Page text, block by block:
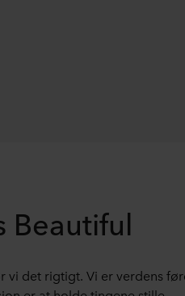
Beautiful
vi det rigtigt. Vi er verdens